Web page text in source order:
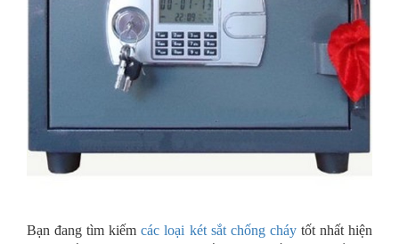
Bạn đang tìm kiếmcác loại két sắt chống cháytốt nhất hiện